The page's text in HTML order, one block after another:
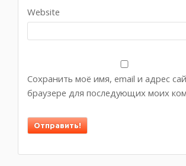
Website
Сохранить моё имя, email и адрес
браузере для последующих моих